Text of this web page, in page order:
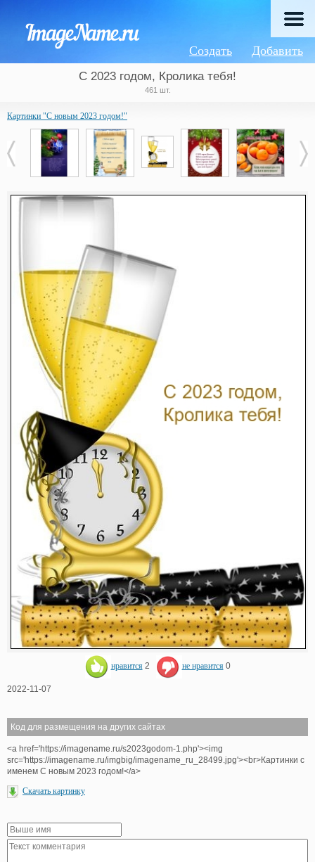
Добавить
Создать
С 2023 годом, Кролика тебя!
461 шт.
Картинки "С новым 2023 годом!"
нравится 2 не нравится 0
2022-11-07
Код для размещения на других сайтах
<a href='https://imagename.ru/s2023godom-1.php'><img
src='https://imagename.ru/imgbig/imagename_ru_28499.jpg'><br>Картинки с
именем С новым 2023 годом!</a>
Скачать картинку